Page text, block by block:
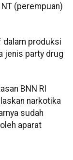
(perempuan)
dalam produksi
jenis party drug
BNN RI
narkotika
sudah
aparat